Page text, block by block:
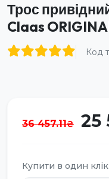
Трос
Claas
Код
36 457.11 25
Купити в один клік